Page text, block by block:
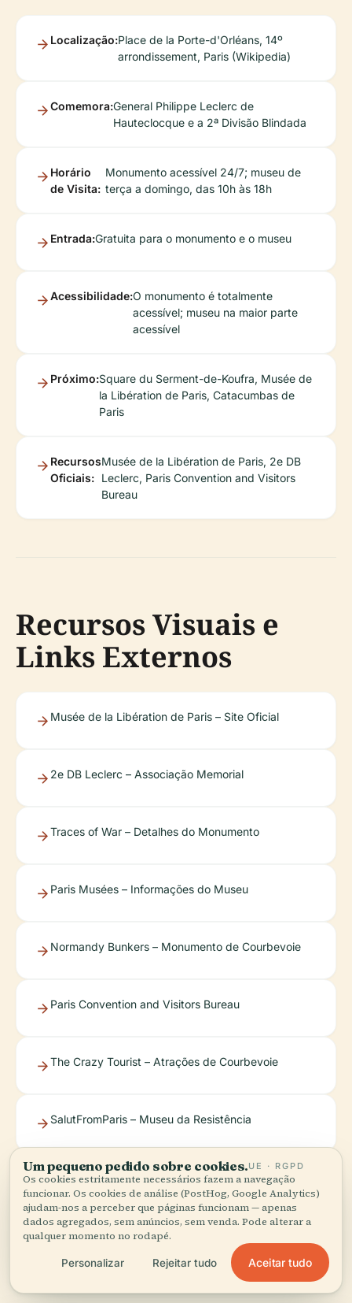
Localização:Place de la Porte-d'Orléans, 14º
arrondissement, Paris (Wikipedia)
Comemora:General Philippe Leclerc de
Hauteclocque e a 2ª Divisão Blindada
Horário
de Visita:
Monumento acessível 24/7; museu de
terça a domingo, das 10h às 18h
Entrada:Gratuita para o monumento e o museu
Acessibilidade:O monumento é totalmente
acessível; museu na maior parte
acessível
Próximo:Square du Serment-de-Koufra, Musée de
la Libération de Paris, Catacumbas de
Paris
Recursos
Oficiais:
Musée de la Libération de Paris, 2e DB
Leclerc, Paris Convention and Visitors
Bureau
Recursos Visuais e
Links Externos
Musée de la Libération de Paris – Site Oficial
2e DB Leclerc – Associação Memorial
Traces of War – Detalhes do Monumento
Paris Musées – Informações do Museu
Normandy Bunkers – Monumento de Courbevoie
Paris Convention and Visitors Bureau
The Crazy Tourist – Atrações de Courbevoie
SalutFromParis – Museu da Resistência
ParisInsidersGuide – Museu da Libertação
Um pequeno pedido sobre cookies.UE · RGPD
Os cookies estritamente necessários fazem a navegação
funcionar. Os cookies de análise (PostHog, Google Analytics)
ajudam-nos a perceber que páginas funcionam — apenas
dados agregados, sem anúncios, sem venda. Pode alterar a
qualquer momento no rodapé.
Personalizar Rejeitar tudo Aceitar tudo